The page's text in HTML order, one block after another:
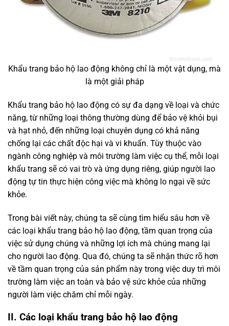
Khẩu trang bảo hộ lao động không chỉ là một vật dụng, mà
là một giải pháp
Khẩu trang bảo hộ lao động có sự đa dạng về loại và chức
năng, từ những loại thông thường dùng để bảo vệ khỏi bụi
và hạt nhỏ, đến những loại chuyên dụng có khả năng
chống lại các chất độc hại và vi khuẩn. Tùy thuộc vào
ngành công nghiệp và môi trường làm việc cụ thể, mỗi loại
khẩu trang sẽ có vai trò và ứng dụng riêng, giúp người lao
động tự tin thực hiện công việc mà không lo ngại về sức
khỏe.
Trong bài viết này, chúng ta sẽ cùng tìm hiểu sâu hơn về
các loại khẩu trang bảo hộ lao động, tầm quan trọng của
việc sử dụng chúng và những lợi ích mà chúng mang lại
cho người lao động. Qua đó, chúng ta sẽ nhận thức rõ hơn
về tầm quan trọng của sản phẩm này trong việc duy trì môi
trường làm việc an toàn và bảo vệ sức khỏe của những
người làm việc chăm chỉ mỗi ngày.
II. Các loại khẩu trang bảo hộ lao động